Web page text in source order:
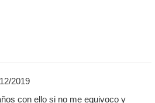
2019
con ello si no me equivoco y